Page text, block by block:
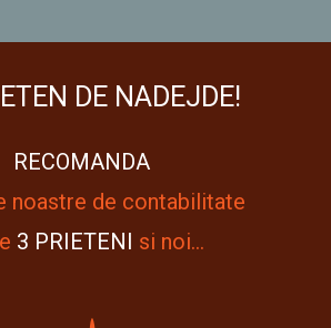
DE NADEJDE!
RECOMANDA
noastre de contabilitate
3 PRIETENI si noi…